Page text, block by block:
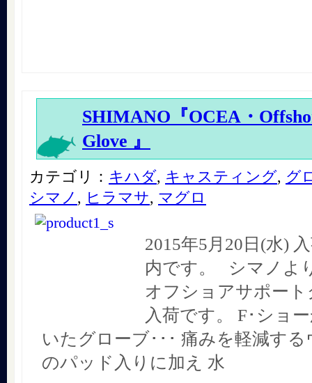
SHIMANO『OCEA・
Glove 』
カテゴリ： キハダ, キャスティング, グ
シマノ , ヒラマサ, マグロ
2015年5月20日(水)
内です。 シマノよ
オフショアサポー
入荷です。 F･ショ
いたグローブ･･･ 痛みを軽減す
のパッド入りに加え 水